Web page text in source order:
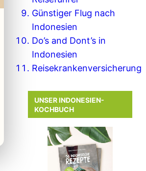
Günstiger Flug nach
Indonesien
Do’s and Dont’s in
Indonesien
Reisekrankenversicherung
UNSER INDONESIEN-
KOCHBUCH